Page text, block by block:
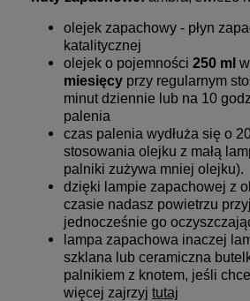
olejek zapachowy - płyn
katalitycznej
olejek o pojemności 250 ml
miesięcy przy regularnym
minut dziennie lub na 10
palenia
czas palenia wydłuża się o
stosowania olejku z małą
palniki zużywa mniej olejku).
dzięki lampie zapachowej z
czasie nadasz powietrzu
jednocześnie go
lampa zapachowa inaczej
szklana lub ceramiczna
palnikiem z knotem, jeśli
więcej zajrzyj tutaj